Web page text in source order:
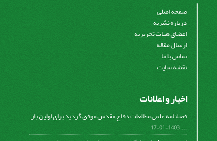
صفحه اصلی
درباره نشریه
اعضای هیات تحریریه
ارسال مقاله
تماس با ما
نقشه سایت
اخبار و اعلانات
فصلنامه علمی مطالعات دفاع مقدس موفق گردید برای اولین بار
...
1403-01-17